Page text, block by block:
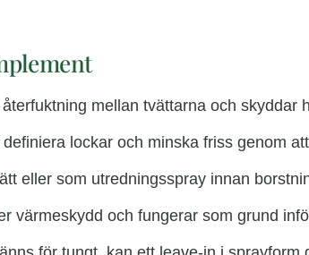
mellan tvättarna och skyddar
lockar och minska friss genom
eller som utredningsspray innan
värmeskydd och fungerar som grund